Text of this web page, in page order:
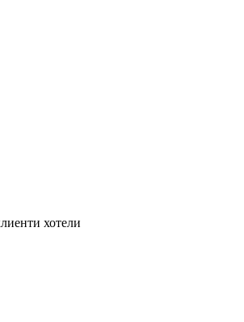
хотели